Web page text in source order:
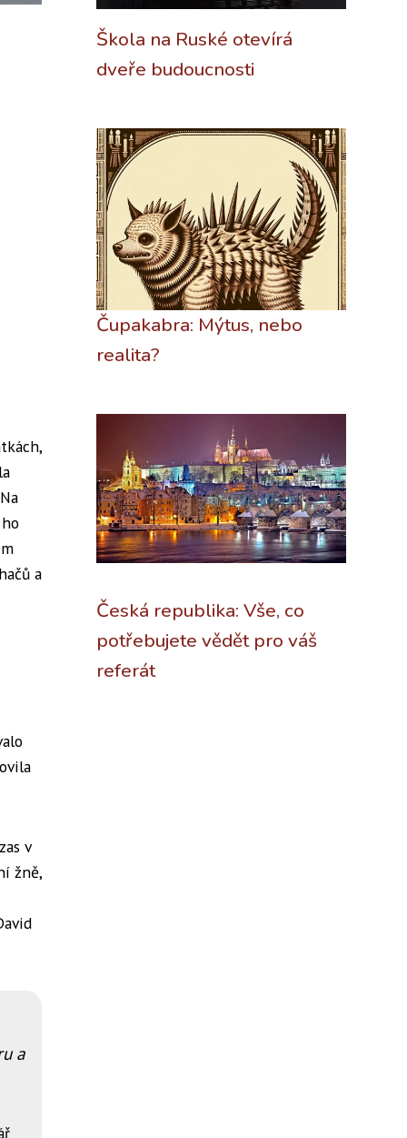
a
v
žně,
a
Škola na Ruské otevírá
dveře budoucnosti
Čupakabra: Mýtus, nebo
realita?
Česká republika: Vše, co
potřebujete vědět pro váš
referát